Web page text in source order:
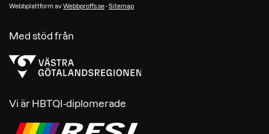
Webbplattform avWebbproffs.se-Sitemap
Med stöd från
Vi är HBTQI-diplomerade